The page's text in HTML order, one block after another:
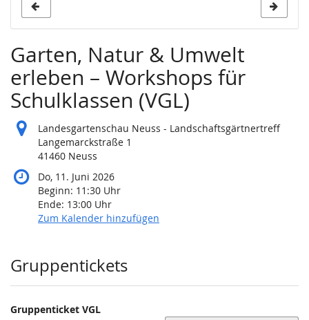
Garten, Natur & Umwelt
erleben – Workshops für
Schulklassen (VGL)
Landesgartenschau Neuss - Landschaftsgärtnertreff
Langemarckstraße 1
41460 Neuss
Do, 11. Juni 2026
Beginn: 11:30 Uhr
Ende: 13:00 Uhr
Zum Kalender hinzufügen
Produkte
Gruppentickets
Gruppenticket VGL